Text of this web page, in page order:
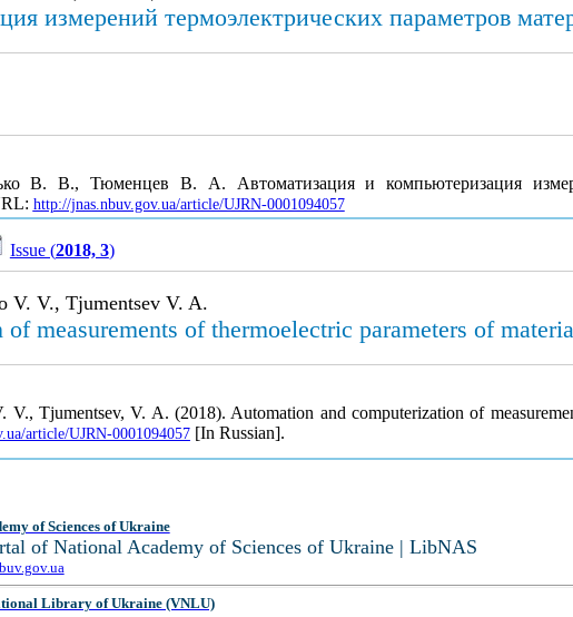
измерений термоэлектрических параметров
В., Тюменцев В. А. Автоматизация и компьютеризация
http://jnas.nbuv.gov.ua/article/UJRN-0001094057
Issue (2018, 3)
V., Tjumentsev V. A.
measurements of thermoelectric parameters of
Tjumentsev, V. A. (2018). Automation and computerization of
article/UJRN-0001094057[In Russian].
of Sciences of Ukraine
of National Academy of Sciences of Ukraine | LibNAS
Library of Ukraine (VNLU)